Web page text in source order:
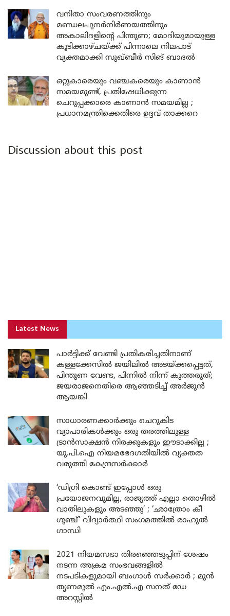
വനിതാ സംവരണത്തിനും
മണ്ഡലപുനർനിർണയത്തിനും
അകാലിദളിന്റെ പിന്തുണ; മോദിയുമായുള്ള
കൂടിക്കാഴ്ചയ്ക്ക് പിന്നാലെ നിലപാട്
വ്യക്തമാക്കി സുഖ്ബീർ സിങ് ബാദൽ
ഒറ്റുകാരെയും വഞ്ചകരെയും കാണാൻ
സമയമുണ്ട്, പ്രതിഷേധിക്കുന്ന
ചെറുപ്പക്കാരെ കാണാൻ സമയമില്ല ;
പ്രധാനമന്ത്രിക്കെതിരെ ഉദ്ദവ് താക്കറെ
Discussion about this post
Latest News
പാർട്ടിക്ക് വേണ്ടി പ്രതികരിച്ചതിനാണ്
കള്ളക്കേസിൽ ജയിലിൽ അടയ്ക്കപ്പെട്ടത്,
പിന്തുണ വേണ്ട, പിന്നിൽ നിന്ന് കുത്തരുത്;
ജയരാജനെതിരെ ആഞ്ഞടിച്ച് അർജുൻ
ആയങ്കി
സാധാരണക്കാർക്കും ചെറുകിട
വ്യാപാരികൾക്കും ഒരു തരത്തിലുള്ള
ട്രാൻസാക്ഷൻ നിരക്കുകളും ഈടാക്കില്ല ;
യു.പി.ഐ നിയമഭേദഗതിയിൽ വ്യക്തത
വരുത്തി കേന്ദ്രസർക്കാർ
‘ഡിഗ്രി കൊണ്ട് ഇപ്പോൾ ഒരു
പ്രയോജനവുമില്ല, രാജ്യത്ത് എല്ലാ തൊഴിൽ
വാതിലുകളും അടഞ്ഞു’ ; ‘ഛാത്രോം കീ
ഗൂഞ്ച്’ വിദ്യാർത്ഥി സംഗമത്തിൽ രാഹുൽ
ഗാന്ധി
2021 നിയമസഭാ തിരഞ്ഞെടുപ്പിന് ശേഷം
നടന്ന അക്രമ സംഭവങ്ങളിൽ
നടപടികളുമായി ബംഗാൾ സർക്കാർ ; മുൻ
തൃണമൂൽ എം.എൽ.എ സനത് ഡേ
അറസ്റ്റിൽ